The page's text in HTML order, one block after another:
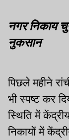
नगर निकाय
नुकसान
पिछले महीने
भी स्पष्ट कर
स्थिति में
निकायों में